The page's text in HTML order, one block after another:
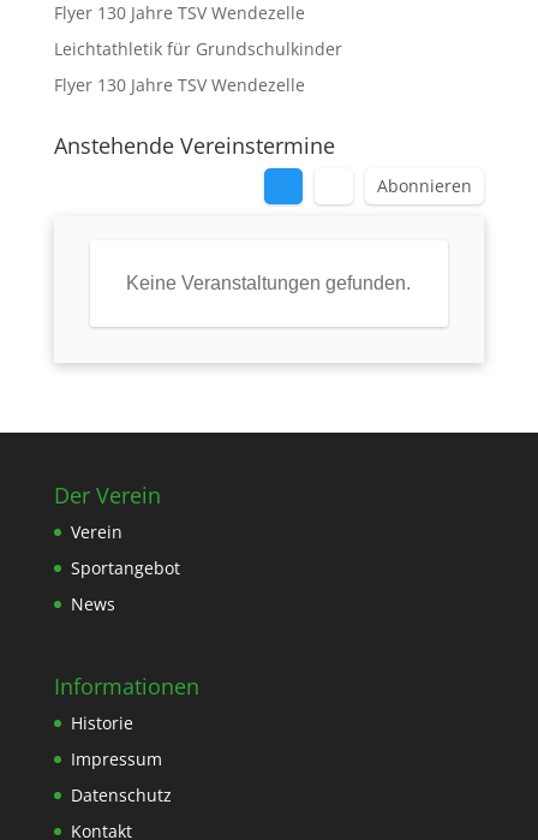
Flyer 130 Jahre TSV Wendezelle
Leichtathletik für Grundschulkinder
Flyer 130 Jahre TSV Wendezelle
Anstehende Vereinstermine
Abonnieren
Keine Veranstaltungen gefunden.
Der Verein
Verein
Sportangebot
News
Informationen
Historie
Impressum
Datenschutz
Kontakt